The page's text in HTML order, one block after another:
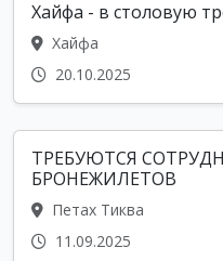
Хайфа - в столовую
Хайфа
20.10.2025
ТРЕБУЮТСЯ
БРОНЕЖИЛЕТОВ
Петах Тиква
11.09.2025